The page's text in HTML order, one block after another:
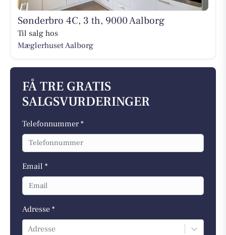
Sønderbro 4C, 3 th, 9000 Aalborg
Til salg hos
Mæglerhuset Aalborg
FÅ TRE GRATIS
SALGSVURDERINGER
Telefonnummer *
Email *
Adresse *
Adresse